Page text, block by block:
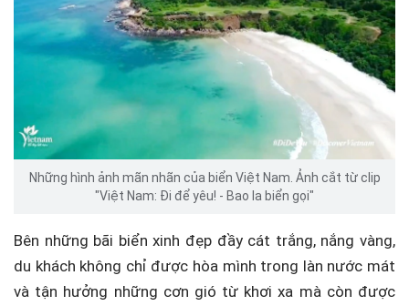
Những hình ảnh mãn nhãn của biển Việt Nam. Ảnh cắt từ clip
"Việt Nam: Đi để yêu! - Bao la biển gọi"
Bên những bãi biển xinh đẹp đầy cát trắng, nắng vàng,
du khách không chỉ được hòa mình trong làn nước mát
và tận hưởng những cơn gió từ khơi xa mà còn được